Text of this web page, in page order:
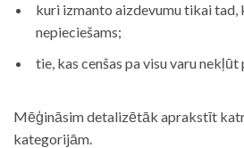
kuri izmanto aizdevumu tikai tad,
nepieciešams;
tie, kas cenšas pa visu varu
Mēģināsim detalizētāk aprakstīt
kategorijām.